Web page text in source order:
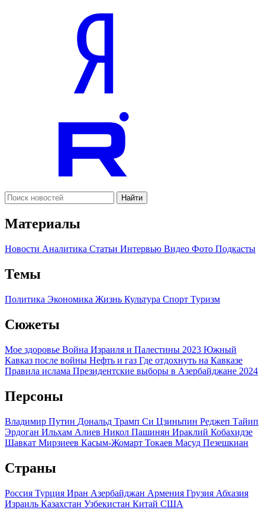
Найти
Материалы
Новости Аналитика Статьи Интервью Видео Фото Подкасты
Темы
Политика Экономика Жизнь Культура Спорт Туризм
Сюжеты
Мое здоровье Война Израиля и Палестины 2023 Южный
Кавказ после войны Нефть и газ Где отдохнуть на Кавказе
Правила ислама Президентские выборы в Азербайджане 2024
Персоны
Владимир Путин Дональд Трамп Си Цзиньпин Реджеп Тайип
Эрдоган Ильхам Алиев Никол Пашинян Ираклий Кобахидзе
Шавкат Мирзиеев Касым-Жомарт Токаев Масуд Пезешкиан
Страны
Россия Турция Иран Азербайджан Армения Грузия Абхазия
Израиль Казахстан Узбекистан Китай США